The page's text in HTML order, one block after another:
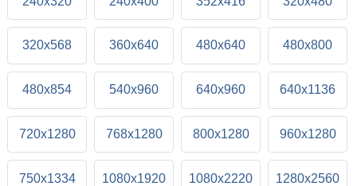
320x568 360x640 480x640 480x800
480x854 540x960 640x960 640x1136
720x1280 768x1280 800x1280 960x1280
750x1334 1080x1920 1080x2220 1280x2560